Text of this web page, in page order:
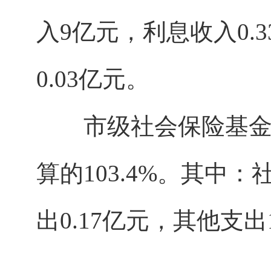
入9亿元，利息收入
0.03亿元。
市级社会保险基金
算的103.4%。其中：
出0.17亿元，其他支